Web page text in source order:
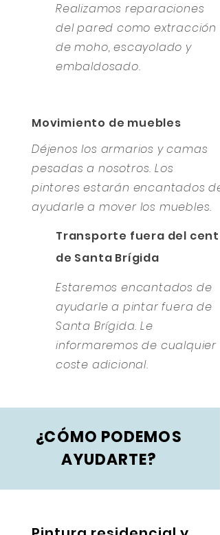
Realizamos reparaciones
del pared como extracción
de moho, escayolado y
embaldosado.
Movimiento de muebles
Déjenos los armarios y camas
pesadas a nosotros. Los
pintores estarán encantados de
ayudarle a mover los muebles.
Transporte fuera del
de Santa Brígida
Estaremos encantados de
ayudarle a pintar fuera de
Santa Brígida. Le
informaremos de cualquier
coste adicional.
¿CÓMO PODEMOS
AYUDARTE?